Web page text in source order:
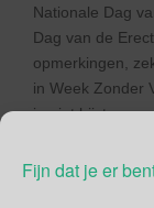
Fijn dat je er
Nationale Dag
Dag van de
opmerkingen,
in Week Zonder
je niet bijster